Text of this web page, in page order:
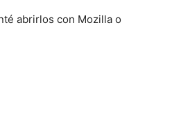
abrirlos con Mozilla o